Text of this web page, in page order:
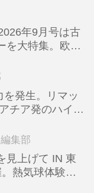
年9月号は古
を大特集。欧州
発生。リマッ
チア発のハイパ
集部
見上げて IN 東
熱気球体験搭